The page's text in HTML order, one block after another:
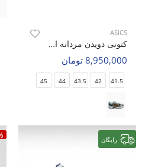
ASICS
کتونی دویدن مردانه اسیکس Asics Asics GEL-1130 M
8,950,000 تومان
41.5
42
43.5
44
45
رایگان